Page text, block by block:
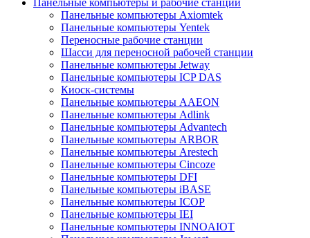
Панельные компьютеры и рабочие станции
Панельные компьютеры Axiomtek
Панельные компьютеры Yentek
Переносные рабочие станции
Шасси для переносной рабочей станции
Панельные компьютеры Jetway
Панельные компьютеры ICP DAS
Киоск-системы
Панельные компьютеры AAEON
Панельные компьютеры Adlink
Панельные компьютеры Advantech
Панельные компьютеры ARBOR
Панельные компьютеры Arestech
Панельные компьютеры Cincoze
Панельные компьютеры DFI
Панельные компьютеры iBASE
Панельные компьютеры ICOP
Панельные компьютеры IEI
Панельные компьютеры INNOAIOT